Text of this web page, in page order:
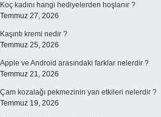
Koç kadını hangi hediyelerden hoşlanır ?
Temmuz 27, 2026
Kaşıntı kremi nedir ?
Temmuz 25, 2026
Apple ve Android arasındaki farklar nelerdir ?
Temmuz 21, 2026
Çam kozalağı pekmezinin yan etkileri nelerdir ?
Temmuz 19, 2026